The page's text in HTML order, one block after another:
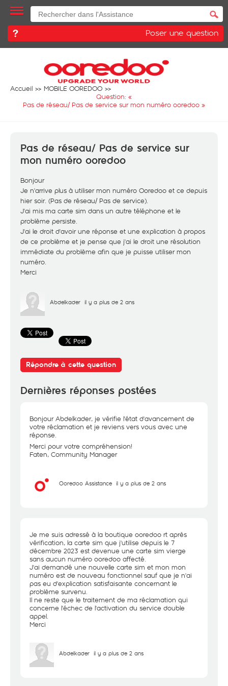
Poser une question
Accueil
MOBILE OOREDOO
Question: «
Pas de réseau/ Pas de service sur mon numéro ooredoo »
Pas de réseau/ Pas de service sur
mon numéro ooredoo
Bonjour
Je n'arrive plus à utiliser mon numéro Ooredoo et ce depuis
hier soir. (Pas de réseau/ Pas de service).
J'ai mis ma carte sim dans un autre téléphone et le
problème persiste.
J'ai le droit d'avoir une réponse et une explication à propos
de ce problème et je pense que j'ai le droit une résolution
immédiate du problème afin que je puisse utiliser mon
numéro.
Merci
Abdelkader il y a plus de 2 ans
Répondre à cette question
Dernières réponses postées
Bonjour Abdelkader, je vérifie l'état d'avancement de
votre réclamation et je reviens vers vous avec une
réponse.
Merci pour votre compréhension!
Faten, Community Manager
Ooredoo Assistance il y a plus de 2 ans
Je me suis adressé à la boutique ooredoo rt après
vérification, la carte sim que j'utilise depuis le 7
décembre 2023 est devenue une carte sim vierge
sans aucun numéro ooredoo affecté.
J'ai demandé une nouvelle carte sim et mon mon
numéro est de nouveau fonctionnel sauf que je n'ai
pas eu d'explication satisfaisante concernant le
problème survenu.
Il ne reste que le traitement de ma réclamation qui
concerne l'échec de l'activation du service double
appel.
Merci
Abdelkader il y a plus de 2 ans